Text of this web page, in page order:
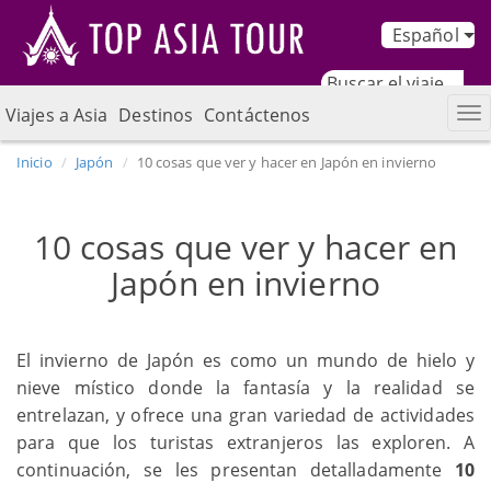
Español
Viajes a Asia Destinos Contáctenos
Inicio Japón 10 cosas que ver y hacer en Japón en invierno
10 cosas que ver y hacer en
Japón en invierno
El invierno de Japón es como un mundo de hielo y
nieve místico donde la fantasía y la realidad se
entrelazan, y ofrece una gran variedad de actividades
para que los turistas extranjeros las exploren. A
continuación, se les presentan detalladamente 10